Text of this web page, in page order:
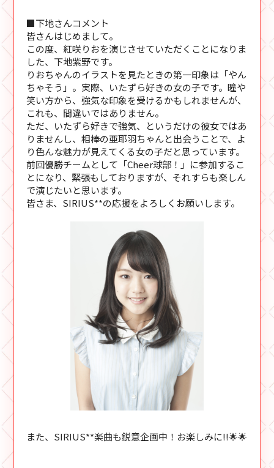
■下地さんコメント
皆さんはじめまして。
この度、紅咲りおを演じさせていただくことになりま
した、下地紫野です。
りおちゃんのイラストを見たときの第一印象は「やん
ちゃそう」。実際、いたずら好きの女の子です。瞳や
笑い方から、強気な印象を受けるかもしれませんが、
これも、間違いではありません。
ただ、いたずら好きで強気、というだけの彼女ではあ
りませんし、相棒の亜耶羽ちゃんと出会うことで、よ
り色んな魅力が見えてくる女の子だと思っています。
前回優勝チームとして「Cheer球部！」に参加するこ
とになり、緊張もしておりますが、それすらも楽しん
で演じたいと思います。
皆さま、SIRIUS**の応援をよろしくお願いします。
また、SIRIUS**楽曲も鋭意企画中！お楽しみに!!🌟🌟